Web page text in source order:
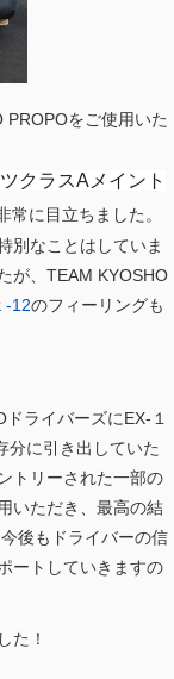
をご使用いた
クラスAメイント
常に目立ちました。
別なことはしていま
が、TEAM KYOSHO
-12のフィーリングも
ライバーズにEX-１
分に引き出していた
トリーされた一部の
いただき、最高の結
後もドライバーの信
ートしていきますの
た！